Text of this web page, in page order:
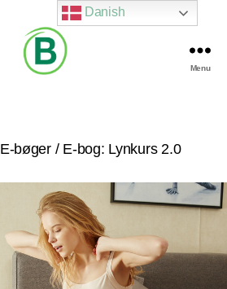
Menu
E-bøger/ E-bog: Lynkurs 2.0
Danish